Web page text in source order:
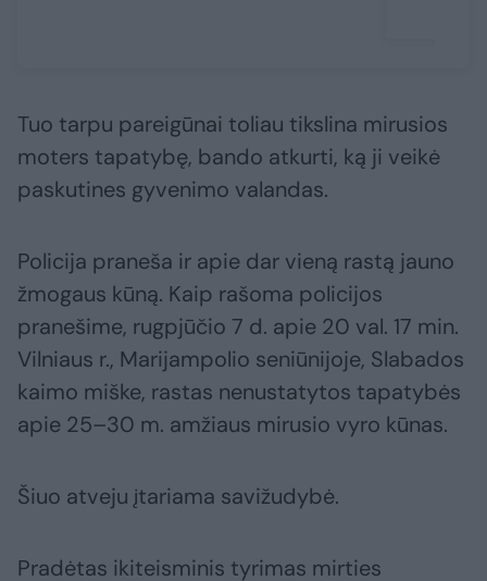
Tuo tarpu pareigūnai toliau tikslina mirusios
moters tapatybę, bando atkurti, ką ji veikė
paskutines gyvenimo valandas.
Policija praneša ir apie dar vieną rastą jauno
žmogaus kūną. Kaip rašoma policijos
pranešime, rugpjūčio 7 d. apie 20 val. 17 min.
Vilniaus r., Marijampolio seniūnijoje, Slabados
kaimo miške, rastas nenustatytos tapatybės
apie 25–30 m. amžiaus mirusio vyro kūnas.
Šiuo atveju įtariama savižudybė.
Pradėtas ikiteisminis tyrimas mirties